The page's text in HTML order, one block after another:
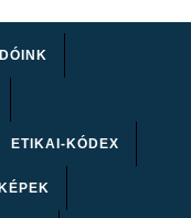
ETIKAI-KÓDEX